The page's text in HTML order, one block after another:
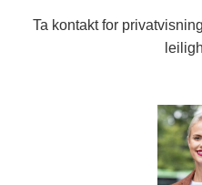
Ta kontakt for